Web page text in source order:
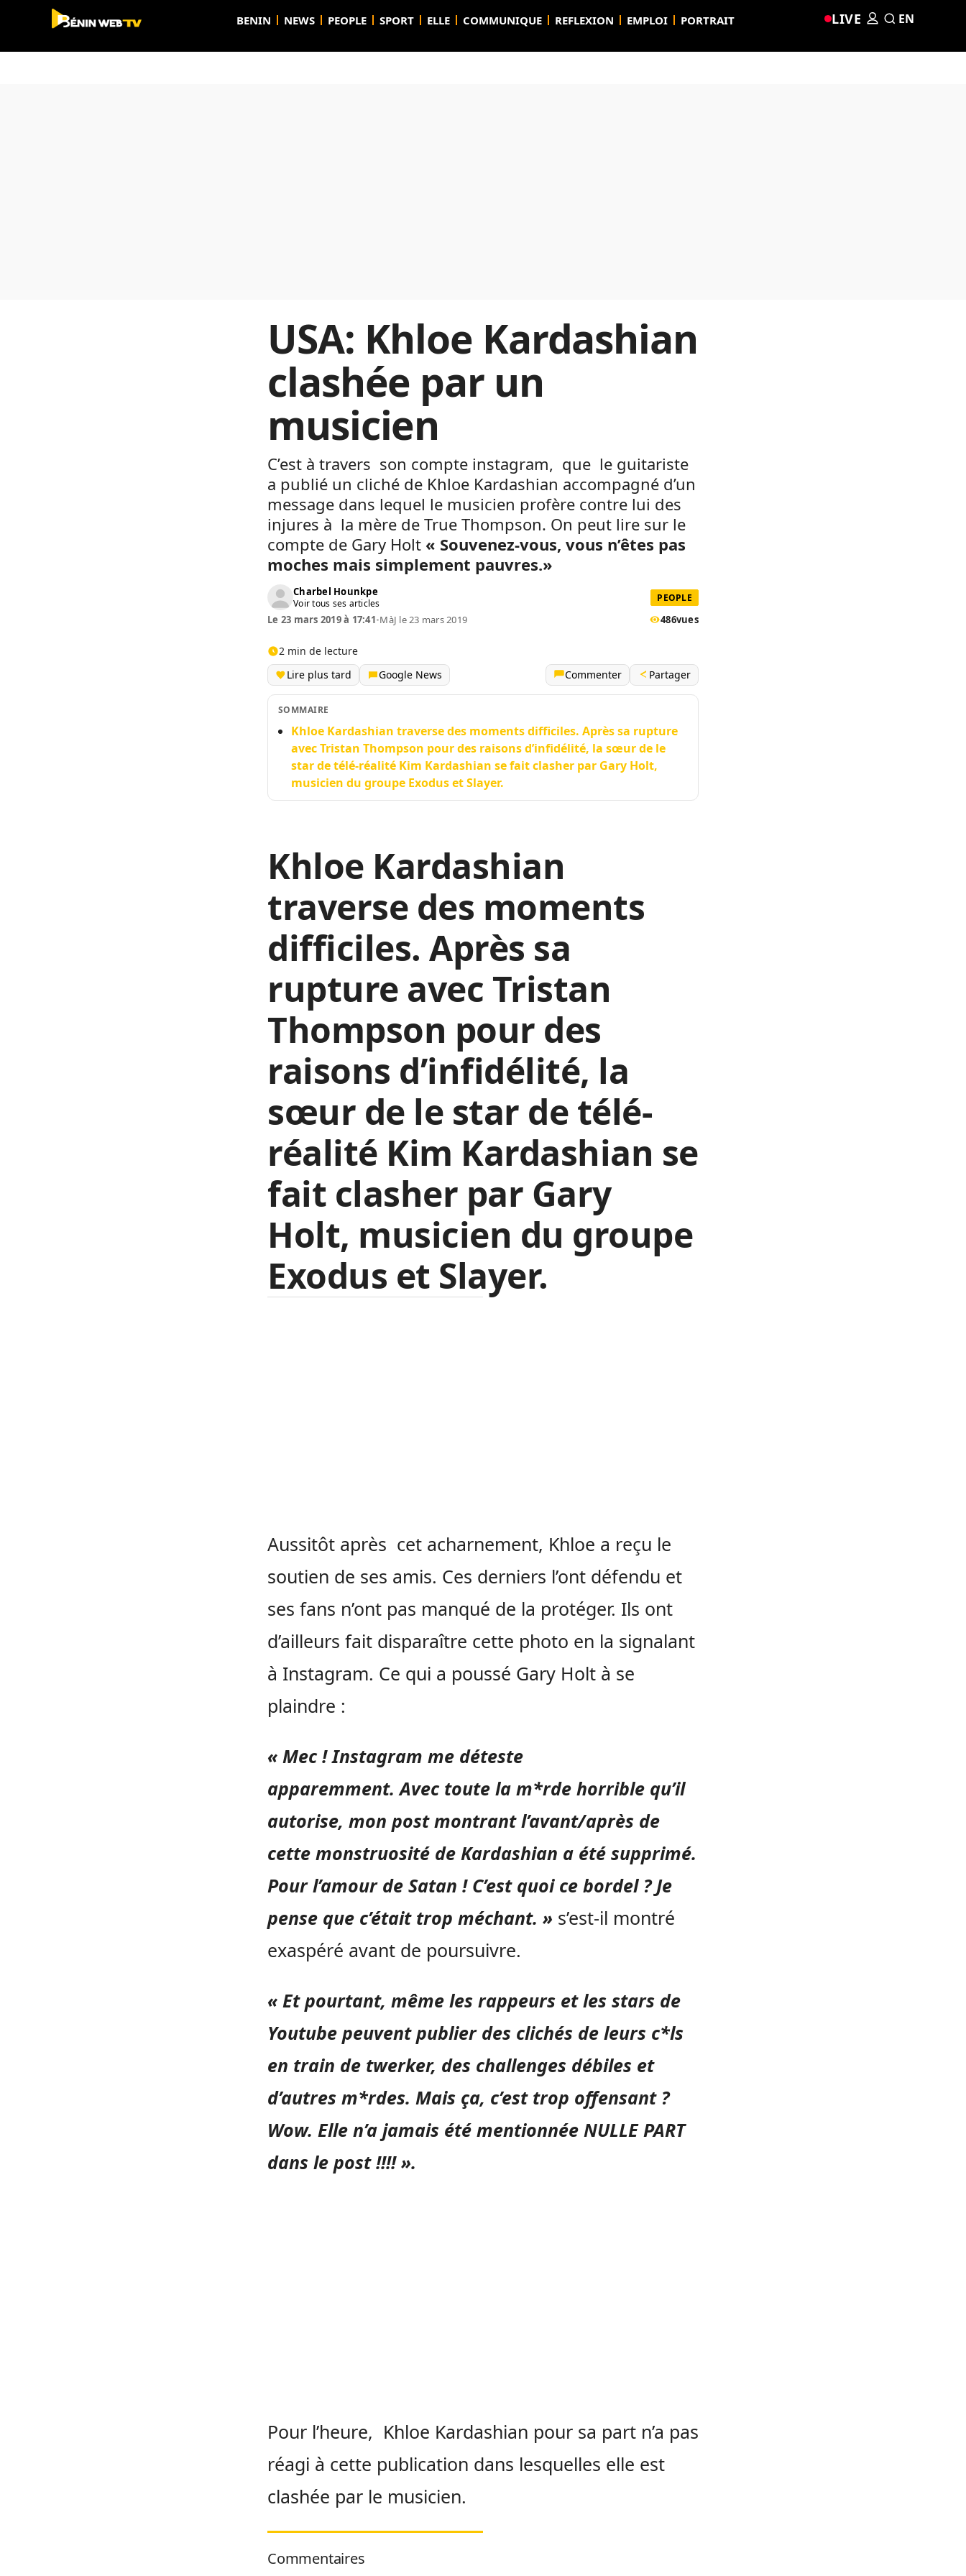
BENIN NEWS PEOPLE SPORT ELLE COMMUNIQUE REFLEXION EMPLOI PORTRAIT LIVE EN
USA: Khloe Kardashian
clashée par un
musicien
C’est à travers son compte instagram, que le guitariste
a publié un cliché de Khloe Kardashian accompagné d’un
message dans lequel le musicien profère contre lui des
injures à la mère de True Thompson. On peut lire sur le
compte de Gary Holt « Souvenez-vous, vous n’êtes pas
moches mais simplement pauvres.»
Charbel Hounkpe
Voir tous ses articles PEOPLE
Le 23 mars 2019 à 17:41•MàJ le 23 mars 2019 486vues
2 min de lecture
Lire plus tard
Google News Commenter Partager
SOMMAIRE
Khloe Kardashian traverse des moments difficiles. Après sa rupture
avec Tristan Thompson pour des raisons d’infidélité, la sœur de le
star de télé-réalité Kim Kardashian se fait clasher par Gary Holt,
musicien du groupe Exodus et Slayer.
Khloe Kardashian
traverse des moments
difficiles. Après sa
rupture avec Tristan
Thompson pour des
raisons d’infidélité, la
sœur de le star de télé-
réalité Kim Kardashian se
fait clasher par Gary
Holt, musicien du groupe
Exodus et Slayer.
Aussitôt après cet acharnement, Khloe a reçu le
soutien de ses amis. Ces derniers l’ont défendu et
ses fans n’ont pas manqué de la protéger. Ils ont
d’ailleurs fait disparaître cette photo en la signalant
à Instagram. Ce qui a poussé Gary Holt à se
plaindre :
« Mec ! Instagram me déteste
apparemment. Avec toute la m*rde horrible qu’il
autorise, mon post montrant l’avant/après de
cette monstruosité de Kardashian a été supprimé.
Pour l’amour de Satan ! C’est quoi ce bordel ? Je
pense que c’était trop méchant. » s’est-il montré
exaspéré avant de poursuivre.
« Et pourtant, même les rappeurs et les stars de
Youtube peuvent publier des clichés de leurs c*ls
en train de twerker, des challenges débiles et
d’autres m*rdes. Mais ça, c’est trop offensant ?
Wow. Elle n’a jamais été mentionnée NULLE PART
dans le post !!!! ».
Pour l’heure, Khloe Kardashian pour sa part n’a pas
réagi à cette publication dans lesquelles elle est
clashée par le musicien.
Commentaires